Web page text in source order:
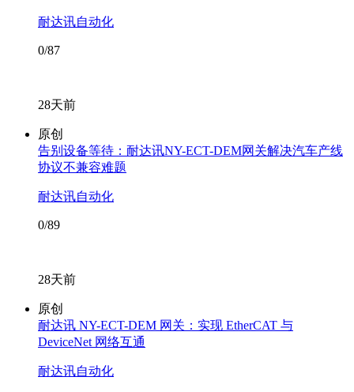
耐达讯自动化
0/87
28天前
原创
告别设备等待：耐达讯NY-ECT-DEM网关解决汽车产线
协议不兼容难题
耐达讯自动化
0/89
28天前
原创
耐达讯 NY-ECT-DEM 网关：实现 EtherCAT 与
DeviceNet 网络互通
耐达讯自动化